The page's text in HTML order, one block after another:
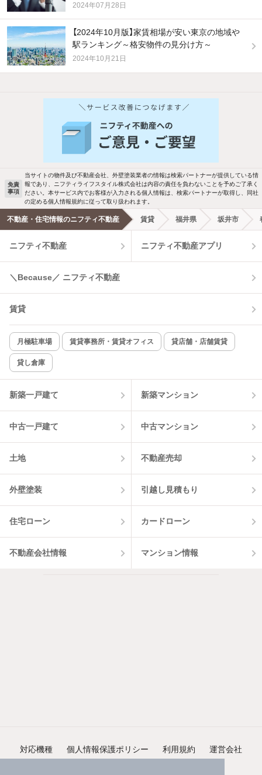
2024年07月28日
【2024年10月版】家賃相場が安い東京の地域や
駅ランキング～格安物件の見分け方～
2024年10月21日
バス・トイレ別 2階以上
洗濯機置場あり 独立洗面台
エアコンあり 都市ガス
温水洗浄便座 オートロック
コンロ2口以上
新着のみ インターネット無料
該当件数:
1件
免責
事項
当サイトの物件及び不動産会社、外壁塗装業者の情報は検索パートナーが提供している情
報であり、ニフティライフスタイル株式会社は内容の責任を負わないことを予めご了承く
ださい。本サービス内でお客様が入力される個人情報は、検索パートナーが取得し、同社
の定める個人情報規約に従って取り扱われます。
不動産・住宅情報のニフティ不動産 賃貸 福井県 坂井市
ニフティ不動産 ニフティ不動産アプリ
＼Because／ ニフティ不動産
賃貸
月極駐車場 賃貸事務所・賃貸オフィス 貸店舗・店舗賃貸
貸し倉庫
新築一戸建て 新築マンション
中古一戸建て 中古マンション
土地 不動産売却
外壁塗装 引越し見積もり
住宅ローン カードローン
不動産会社情報 マンション情報
対応機種 個人情報保護ポリシー 利用規約 運営会社